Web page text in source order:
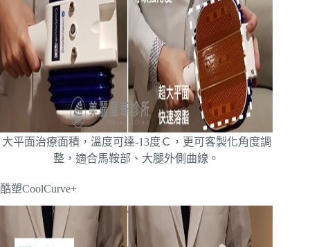
大平面治療面積，溫度可達-13度Ｃ，更可客製化角度調
整，適合馬鞍部、大腿外側曲線。
酷塑CoolCurve+